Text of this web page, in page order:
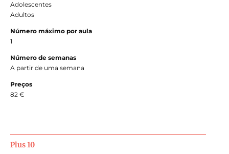
Adolescentes
Adultos
Número máximo por aula
1
Número de semanas
A partir de uma semana
Preços
82 €
Plus 10